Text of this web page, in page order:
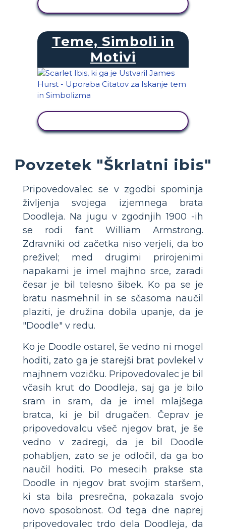
Teme, Simboli in
Motivi
Povzetek "Škrlatni ibis"
Pripovedovalec se v zgodbi spominja
življenja svojega izjemnega brata
Doodleja. Na jugu v zgodnjih 1900 -ih
se rodi fant William Armstrong.
Zdravniki od začetka niso verjeli, da bo
preživel; med drugimi prirojenimi
napakami je imel majhno srce, zaradi
česar je bil telesno šibek. Ko pa se je
bratu nasmehnil in se sčasoma naučil
plaziti, je družina dobila upanje, da je
"Doodle" v redu.
Ko je Doodle ostarel, še vedno ni mogel
hoditi, zato ga je starejši brat povlekel v
majhnem vozičku. Pripovedovalec je bil
včasih krut do Doodleja, saj ga je bilo
sram in sram, da je imel mlajšega
bratca, ki je bil drugačen. Čeprav je
pripovedovalcu všeč njegov brat, je še
vedno v zadregi, da je bil Doodle
pohabljen, zato se je odločil, da ga bo
naučil hoditi. Po mesecih prakse sta
Doodle in njegov brat svojim staršem,
ki sta bila presrečna, pokazala svojo
novo sposobnost. Od tega dne naprej
pripovedovalec trdo dela Doodleja, da